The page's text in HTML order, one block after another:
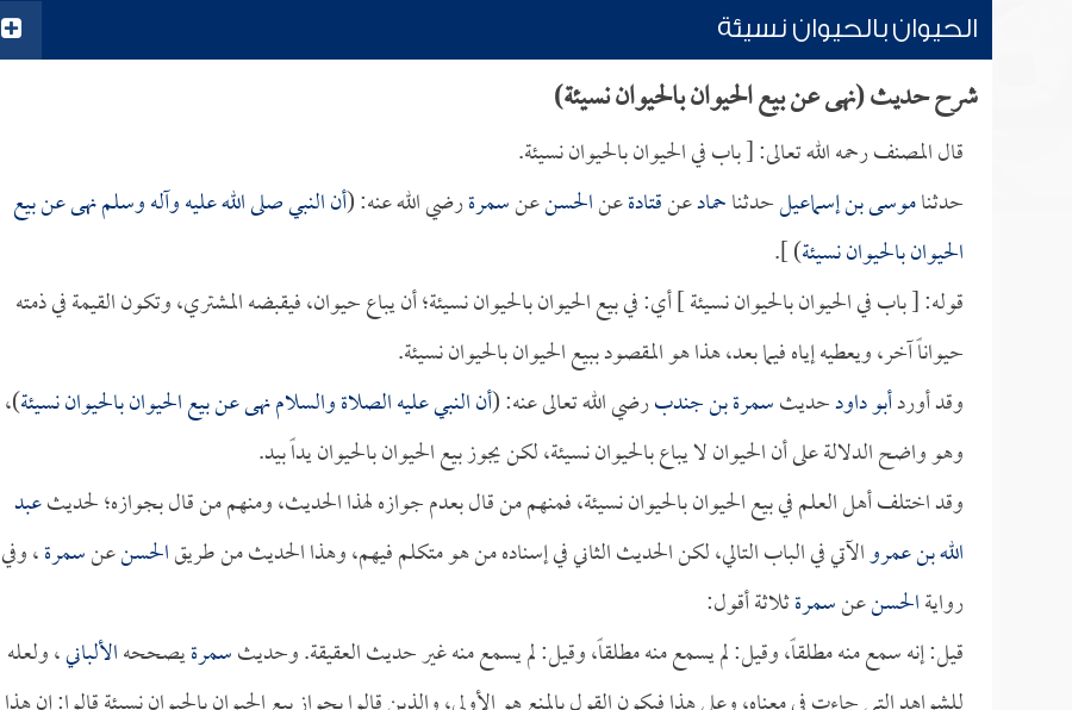
الحيوان بالحيوان نسيئة
شرح حديث (نهى عن بيع الحيوان بالحيوان نسيئة)
قال المصنف رحمه الله تعالى: [ باب في الحيوان بالحيوان نسيئة.
حدثناموسى بن إسماعيلحدثناحمادعنقتادةعنالحسنعنسمرةرضي الله عنه: (أن النبي صلى الله عليه وآله وسلم نهى عن بيع
الحيوان بالحيوان نسيئة) ].
قوله: [ باب في الحيوان بالحيوان نسيئة ] أي: في بيع الحيوان بالحيوان نسيئة؛ أن يباع حيوان، فيقبضه المشتري، وتكون القيمة في ذمته
حيواناً آخر، ويعطيه إياه فيما بعد، هذا هو المقصود ببيع الحيوان بالحيوان نسيئة.
وقد أوردأبو داودحديثسمرة بن جندبرضي الله تعالى عنه: (أن النبي عليه الصلاة والسلام نهى عن بيع الحيوان بالحيوان نسيئة)،
وهو واضح الدلالة على أن الحيوان لا يباع بالحيوان نسيئة، لكن يجوز بيع الحيوان بالحيوان يداً بيد.
وقد اختلف أهل العلم في بيع الحيوان بالحيوان نسيئة، فمنهم من قال بعدم جوازه لهذا الحديث، ومنهم من قال بجوازه؛ لحديثعبد
الله بن عمروالآتي في الباب التالي، لكن الحديث الثاني في إسناده من هو متكلم فيهم، وهذا الحديث من طريقالحسنعنسمرة، وفي
روايةالحسنعنسمرةثلاثة أقول:
قيل: إنه سمع منه مطلقاً، وقيل: لم يسمع منه مطلقاً، وقيل: لم يسمع منه غير حديث العقيقة. وحديثسمرةيصححهالألباني، ولعله